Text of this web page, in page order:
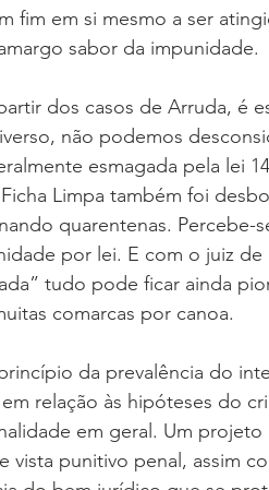
fim em si mesmo a ser
sabor da impunidade.
dos casos de Arruda, é
não podemos
esmagada pela lei
Limpa também foi
quarentenas.
por lei. E com o juiz
tudo pode ficar ainda
comarcas por canoa.
da prevalência do
relação às hipóteses do
em geral. Um
punitivo penal, assim